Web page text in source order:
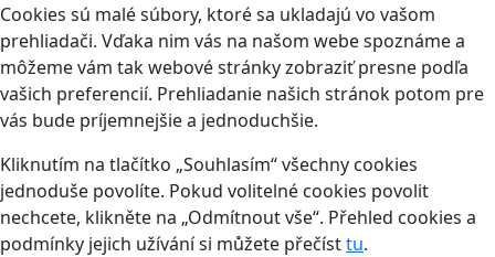
Cookies sú malé súbory, ktoré sa ukladajú vo vašom
prehliadači. Vďaka nim vás na našom webe spoznáme a
môžeme vám tak webové stránky zobraziť presne podľa
vašich preferencií. Prehliadanie našich stránok potom pre
vás bude príjemnejšie a jednoduchšie.
Kliknutím na tlačítko „Souhlasím“ všechny cookies
jednoduše povolíte. Pokud volitelné cookies povolit
nechcete, klikněte na „Odmítnout vše“. Přehled cookies a
podmínky jejich užívání si můžete přečísttu.